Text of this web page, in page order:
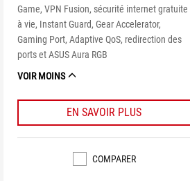
Game, VPN Fusion, sécurité internet gratuite
à vie, Instant Guard, Gear Accelerator,
Gaming Port, Adaptive QoS, redirection des
ports et ASUS Aura RGB
VOIR MOINS
EN SAVOIR PLUS
COMPARER